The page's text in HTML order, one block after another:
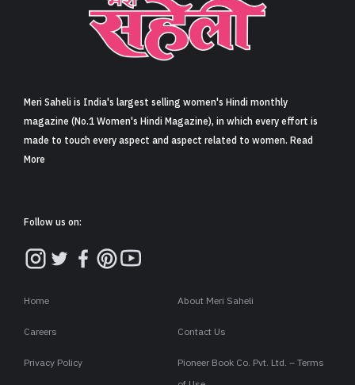
Meri Saheli is India's largest selling women's Hindi monthly
magazine (No.1 Women's Hindi Magazine), in which every effort is
made to touch every aspect and aspect related to women. Read
More
Follow us on:
Home About Meri Saheli
Careers Contact Us
Privacy Policy
Pioneer Book Co. Pvt. Ltd. – Terms